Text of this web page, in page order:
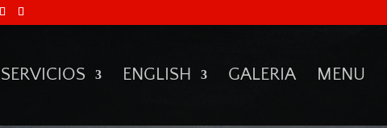
SERVICIOS ENGLISH GALERIA MENU